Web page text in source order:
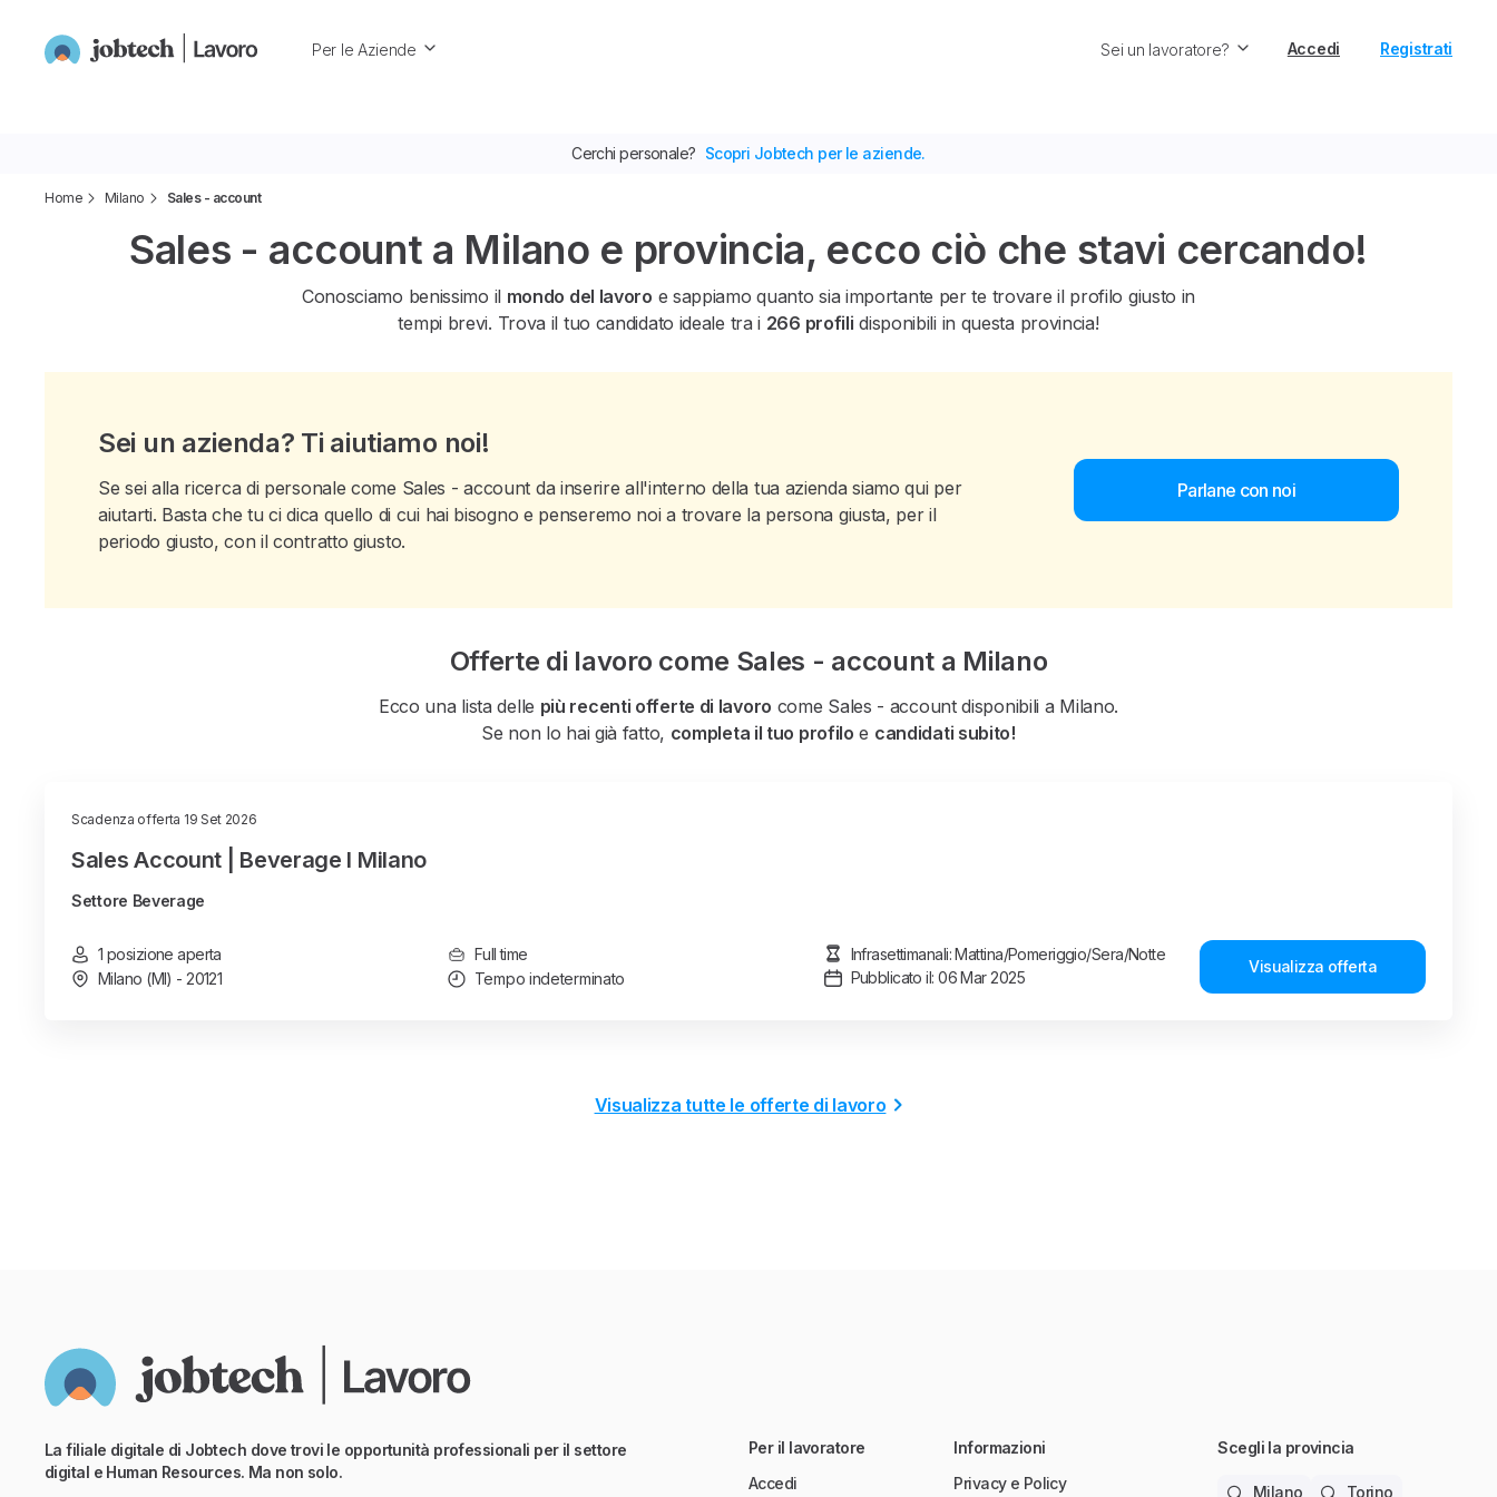
Per le Aziende Sei un lavoratore? Accedi Registrati
Home Milano Sales - account
Sales - account a Milano e provincia, ecco ciò che stavi cercando!
Conosciamo benissimo il mondo del lavoro e sappiamo quanto sia importante per te trovare il profilo giusto in
tempi brevi. Trova il tuo candidato ideale tra i 266 profili disponibili in questa provincia!
Sei un azienda? Ti aiutiamo noi!
Se sei alla ricerca di personale come Sales - account da inserire all'interno della tua azienda siamo qui per
aiutarti. Basta che tu ci dica quello di cui hai bisogno e penseremo noi a trovare la persona giusta, per il
periodo giusto, con il contratto giusto.
Parlane con noi
Offerte di lavoro come Sales - account a Milano
Ecco una lista delle più recenti offerte di lavoro come Sales - account disponibili a Milano.
Se non lo hai già fatto, completa il tuo profilo e candidati subito!
Scadenza offerta 19 Set 2026
Sales Account | Beverage I Milano
Settore Beverage
1 posizione aperta
Milano (MI) - 20121
Full time
Tempo indeterminato
Infrasettimanali: Mattina/Pomeriggio/Sera/Notte
Pubblicato il: 06 Mar 2025
Visualizza offerta
Visualizza tutte le offerte di lavoro
Cerchi personale? Scopri Jobtech per le aziende.
La filiale digitale di Jobtech dove trovi le opportunità professionali per il settore
digital e Human Resources. Ma non solo.
Per il lavoratore
Accedi
Informazioni
Privacy e Policy
Scegli la provincia
Milano Torino